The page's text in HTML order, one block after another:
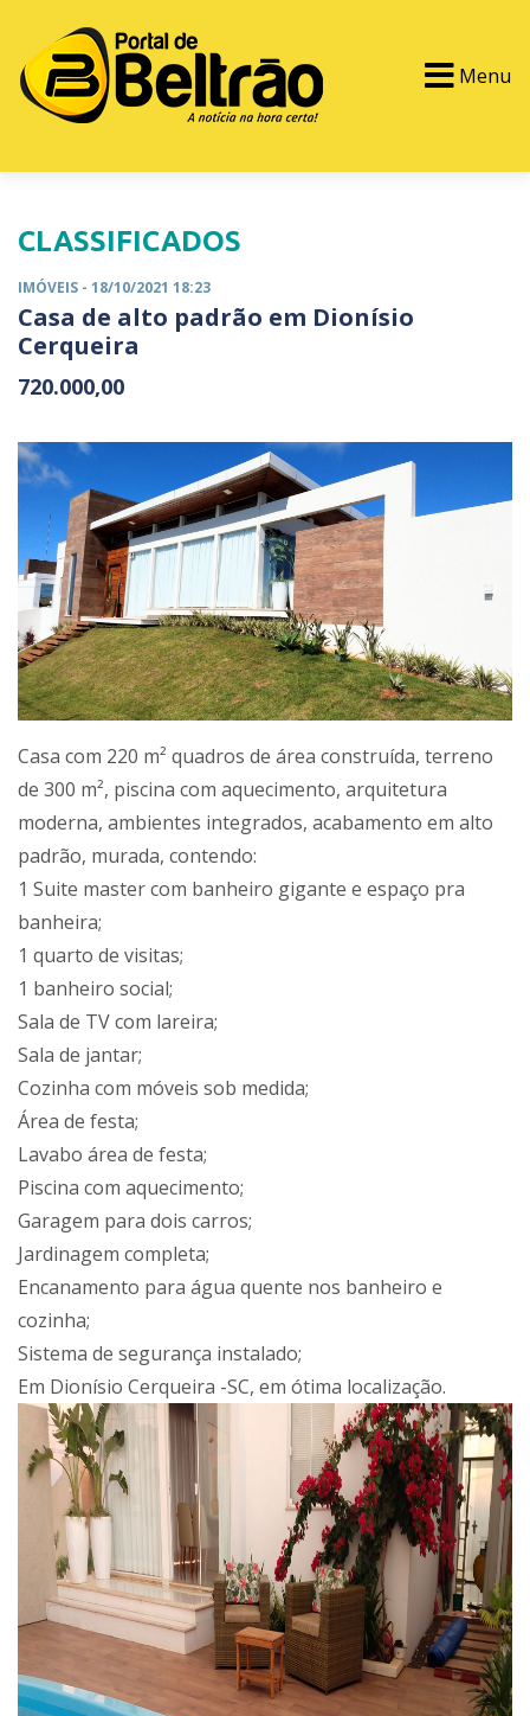
Menu
CLASSIFICADOS
IMÓVEIS - 18/10/2021 18:23
Casa de alto padrão em Dionísio
Cerqueira
720.000,00
Casa com 220 m² quadros de área construída, terreno
de 300 m², piscina com aquecimento, arquitetura
moderna, ambientes integrados, acabamento em alto
padrão, murada, contendo:
1 Suite master com banheiro gigante e espaço pra
banheira;
1 quarto de visitas;
1 banheiro social;
Sala de TV com lareira;
Sala de jantar;
Cozinha com móveis sob medida;
Área de festa;
Lavabo área de festa;
Piscina com aquecimento;
Garagem para dois carros;
Jardinagem completa;
Encanamento para água quente nos banheiro e
cozinha;
Sistema de segurança instalado;
Em Dionísio Cerqueira -SC, em ótima localização.